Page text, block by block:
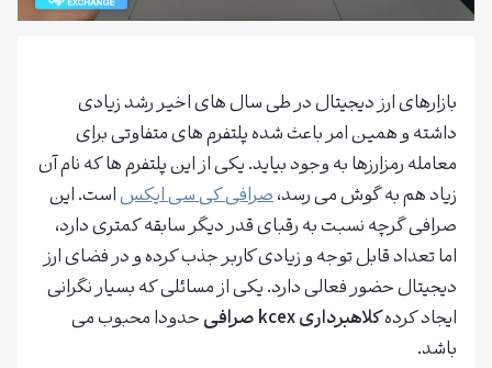
بازارهای ارز دیجیتال در طی سال های اخیر رشد زیادی
داشته و همین امر باعث شده پلتفرم های متفاوتی برای
معامله رمزارزها به وجود بیاید. یکی از این پلتفرم ها که نام آن
زیاد هم به گوش می رسد،صرافی کی سی ایکساست. این
صرافی گرچه نسبت به رقبای قدر دیگر سابقه کمتری دارد،
اما تعداد قابل توجه و زیادی کاربر جذب کرده و در فضای ارز
دیجیتال حضور فعالی دارد. یکی از مسائلی که بسیار نگرانی
ایجاد کردهکلاهبرداری kcex صرافی
حدودا محبوب می
باشد.